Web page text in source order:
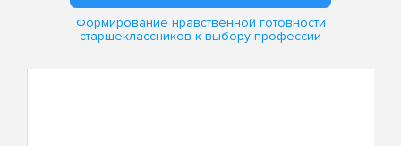
Формирование нравственной готовности
старшеклассников к выбору профессии